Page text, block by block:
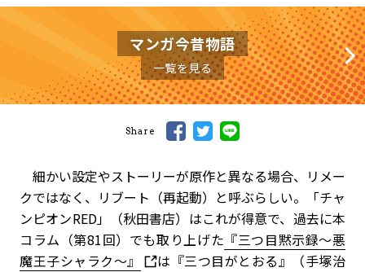
マンガ今昔物語
一覧を見る
Share
細かい設定やストーリーが原作と異なる場合、リメー
クではなく、リブート（再起動）と呼ぶらしい。「チャ
ンピオンRED」（秋田書店）はこれが得意で、過去に本
コラム（第81回）でも取り上げた 『三つ目黙示録～悪
魔王子シャラク～』
は『三つ目がとおる』（手塚治